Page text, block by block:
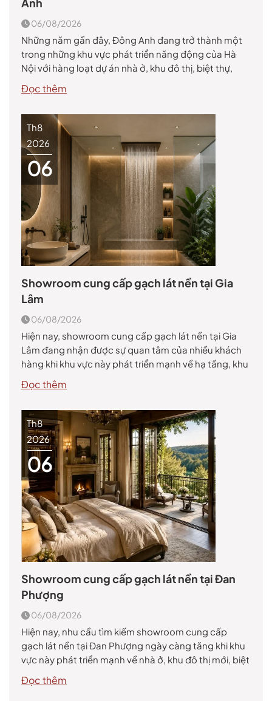
Anh
06/08/2026
Những năm gần đây, Đông Anh đang trở thành một
trong những khu vực phát triển năng động của Hà
Nội với hàng loạt dự án nhà ở, khu đô thị, biệt thự,
chung cư và công trình thương mại được triển khai.
Điều này kéo theo nhu cầu tìm kiếm showroom cung
Đọc thêm
Th8
2026
06
Showroom cung cấp gạch lát nền tại Gia
Lâm
06/08/2026
Hiện nay, showroom cung cấp gạch lát nền tại Gia
Lâm đang nhận được sự quan tâm của nhiều khách
hàng khi khu vực này phát triển mạnh về hạ tầng, khu
đô thị, chung cư, nhà phố và các công trình thương
mại. Gạch lát nền không chỉ là vật liệu hoàn thiện giúp
Đọc thêm
Th8
2026
06
Showroom cung cấp gạch lát nền tại Đan
Phượng
06/08/2026
Hiện nay, nhu cầu tìm kiếm showroom cung cấp
gạch lát nền tại Đan Phượng ngày càng tăng khi khu
vực này phát triển mạnh về nhà ở, khu đô thị mới, biệt
thự và các công trình thương mại. Gạch lát nền
không chỉ giúp hoàn thiện công trình mà còn góp
Đọc thêm